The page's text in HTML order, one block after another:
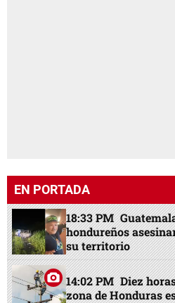
EN PORTADA
18:33 PM
hondureños
su territorio
14:02 PM Diez
zona de Honduras